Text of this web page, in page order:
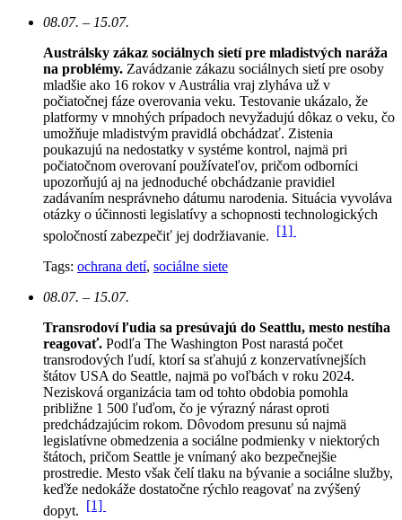
08.07. – 15.07.
Austrálsky zákaz sociálnych sietí pre mladistvých naráža
na problémy. Zavádzanie zákazu sociálnych sietí pre osoby
mladšie ako 16 rokov v Austrália vraj zlyháva už v
počiatočnej fáze overovania veku. Testovanie ukázalo, že
platformy v mnohých prípadoch nevyžadujú dôkaz o veku, čo
umožňuje mladistvým pravidlá obchádzať. Zistenia
poukazujú na nedostatky v systéme kontrol, najmä pri
počiatočnom overovaní používateľov, pričom odborníci
upozorňujú aj na jednoduché obchádzanie pravidiel
zadávaním nesprávneho dátumu narodenia. Situácia vyvoláva
otázky o účinnosti legislatívy a schopnosti technologických
spoločností zabezpečiť jej dodržiavanie. [1]
Tags: ochrana detí, sociálne siete
08.07. – 15.07.
Transrodoví ľudia sa presúvajú do Seattlu, mesto nestíha
reagovať. Podľa The Washington Post narastá počet
transrodových ľudí, ktorí sa sťahujú z konzervatívnejších
štátov USA do Seattle, najmä po voľbách v roku 2024.
Nezisková organizácia tam od tohto obdobia pomohla
približne 1 500 ľuďom, čo je výrazný nárast oproti
predchádzajúcim rokom. Dôvodom presunu sú najmä
legislatívne obmedzenia a sociálne podmienky v niektorých
štátoch, pričom Seattle je vnímaný ako bezpečnejšie
prostredie. Mesto však čelí tlaku na bývanie a sociálne služby,
keďže nedokáže dostatočne rýchlo reagovať na zvýšený
dopyt. [1]